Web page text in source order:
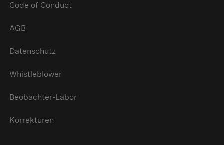
Code of Conduct
AGB
Datenschutz
Whistleblower
Beobachter-Labor
Korrekturen